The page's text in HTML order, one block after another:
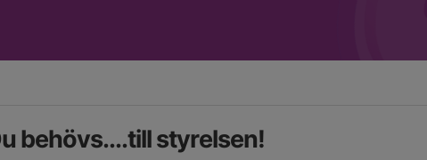
behövs....till styrelsen!